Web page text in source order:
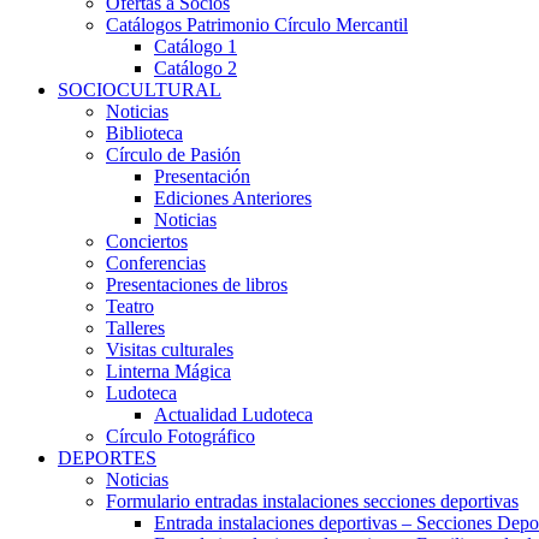
Catálogos Patrimonio Círculo Mercantil
Catálogo 1
Catálogo 2
SOCIOCULTURAL
Noticias
Biblioteca
Círculo de Pasión
Presentación
Ediciones Anteriores
Noticias
Conciertos
Conferencias
Presentaciones de libros
Teatro
Talleres
Visitas culturales
Linterna Mágica
Ludoteca
Actualidad Ludoteca
Círculo Fotográfico
DEPORTES
Noticias
Formulario entradas instalaciones secciones deportivas
Entrada instalaciones deportivas – Secciones